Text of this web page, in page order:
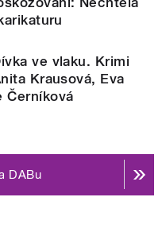
ve vlaku. Krimi
Krausová, Eva
Černíková
DABu